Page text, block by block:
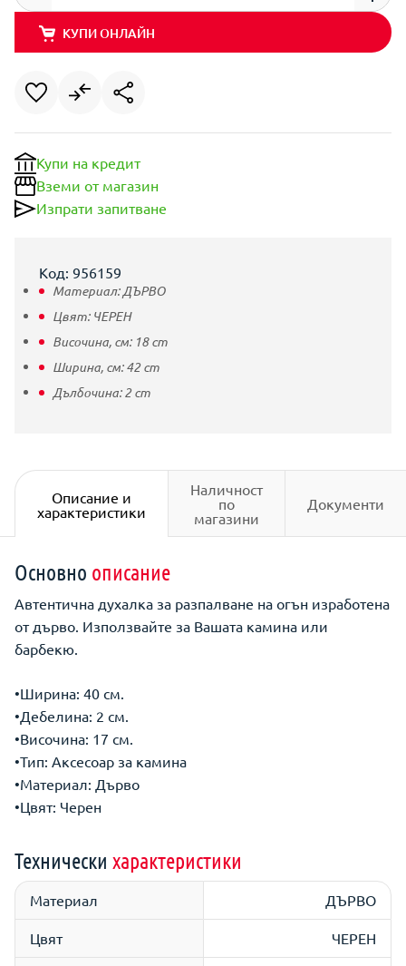
КУПИ ОНЛАЙН
Купи на кредит
Вземи от магазин
Изпрати запитване
Код: 956159
Материал:ДЪРВО
Цвят: ЧЕРЕН
Височина, см: 18cm
Ширина, см:42cm
Дълбочина:2cm
Описание и
характеристики
Наличност
по
магазини
Документи
Основно описание
Автентична духалка за разпалване на огън изработена
от дърво. Използвайте за Вашата камина или
барбекю.
•Ширина: 40 см.
•Дебелина: 2 см.
•Височина: 17 см.
•Тип: Аксесоар за камина
•Материал: Дърво
•Цвят: Черен
Технически характеристики
Материал ДЪРВО
Цвят ЧЕРЕН